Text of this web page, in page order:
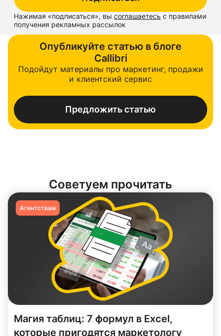
Нажимая «подписаться», вы соглашаетесь с правилами
получения рекламных рассылок
Опубликуйте статью в блоге
Callibri
Подойдут материалы про маркетинг, продажи
и клиентский сервис
Предложить статью
Советуем прочитать
Агентствам
Магия таблиц: 7 формул в Excel,
которые пригодятся маркетологу